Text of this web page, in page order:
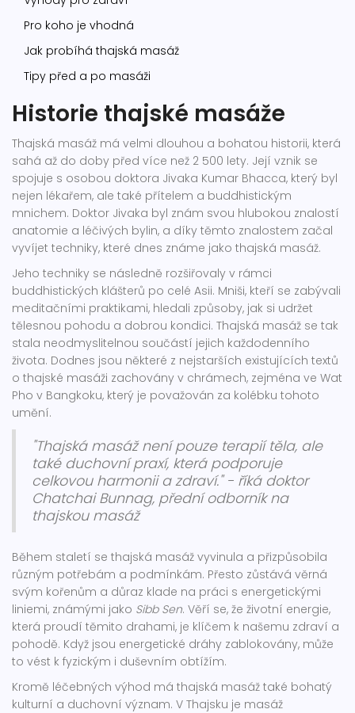
Pro koho je vhodná
Jak probíhá thajská masáž
Tipy před a po masáži
Historie thajské masáže
Thajská masáž má velmi dlouhou a bohatou historii, která
sahá až do doby před více než 2 500 lety. Její vznik se
spojuje s osobou doktora Jivaka Kumar Bhacca, který byl
nejen lékařem, ale také přítelem a buddhistickým
mnichem. Doktor Jivaka byl znám svou hlubokou znalostí
anatomie a léčivých bylin, a díky těmto znalostem začal
vyvíjet techniky, které dnes známe jako thajská masáž.
Jeho techniky se následně rozšiřovaly v rámci
buddhistických klášterů po celé Asii. Mniši, kteří se zabývali
meditačními praktikami, hledali způsoby, jak si udržet
tělesnou pohodu a dobrou kondici. Thajská masáž se tak
stala neodmyslitelnou součástí jejich každodenního
života. Dodnes jsou některé z nejstarších existujících textů
o thajské masáži zachovány v chrámech, zejména ve Wat
Pho v Bangkoku, který je považován za kolébku tohoto
umění.
"Thajská masáž není pouze terapií těla, ale
také duchovní praxí, která podporuje
celkovou harmonii a zdraví." - říká doktor
Chatchai Bunnag, přední odborník na
thajskou masáž
Během staletí se thajská masáž vyvinula a přizpůsobila
různým potřebám a podmínkám. Přesto zůstává věrná
svým kořenům a důraz klade na práci s energetickými
liniemi, známými jako Sibb Sen. Věří se, že životní energie,
která proudí těmito drahami, je klíčem k našemu zdraví a
pohodě. Když jsou energetické dráhy zablokovány, může
to vést k fyzickým i duševním obtížím.
Kromě léčebných výhod má thajská masáž také bohatý
kulturní a duchovní význam. V Thajsku je masáž